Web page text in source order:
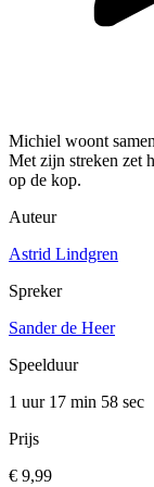
Michiel woont
Met zijn streken zet
op de kop.
Auteur
Astrid Lindgren
Spreker
Sander de Heer
Speelduur
1 uur 17 min 58 sec
Prijs
€ 9,99